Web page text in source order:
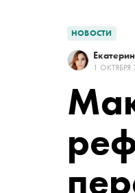
НОВОСТИ
1 ОКТЯБРЯ